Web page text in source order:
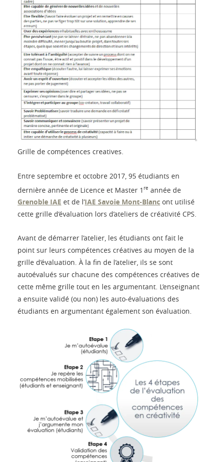
Grille de compétences creatives.
Entre septembre et octobre 2017, 95 étudiants en
dernière année de Licence et Master 1 re année de
Grenoble IAE et de l’IAE Savoie Mont-Blanc ont utilisé
cette grille d’évaluation lors d’ateliers de créativité CPS.
Avant de démarrer l’atelier, les étudiants ont fait le
point sur leurs compétences créatives au moyen de la
grille d’évaluation. À la fin de l’atelier, ils se sont
autoévalués sur chacune des compétences créatives de
cette même grille tout en les argumentant. L’enseignant
a ensuite validé (ou non) les auto-évaluations des
étudiants en argumentant également son évaluation.